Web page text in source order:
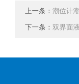
上一条： 潮位计
下一条： 双界面